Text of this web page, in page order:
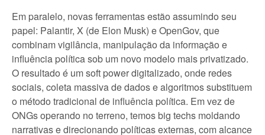
Em paralelo, novas ferramentas estão assumindo seu
papel: Palantir, X (de Elon Musk) e OpenGov, que
combinam vigilância, manipulação da informação e
influência política sob um novo modelo mais privatizado.
O resultado é um soft power digitalizado, onde redes
sociais, coleta massiva de dados e algoritmos substituem
o método tradicional de influência política. Em vez de
ONGs operando no terreno, temos big techs moldando
narrativas e direcionando políticas externas, com alcance